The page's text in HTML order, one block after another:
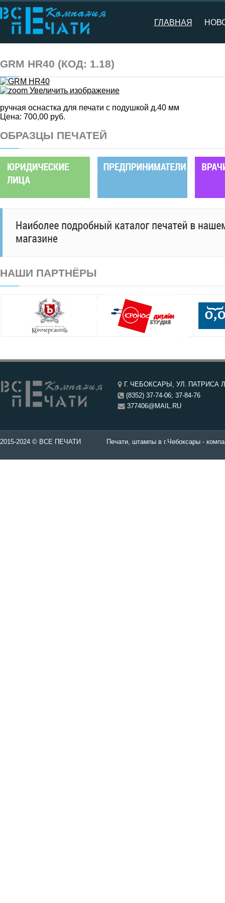
ГЛАВНАЯ
GRM HR40 (КОД: 1.18)
Увеличить изображение
ручная оснастка для печати с подушкой д.40 мм
Цена: 700,00 руб.
ОБРАЗЦЫ ПЕЧАТЕЙ
НАШИ ПАРТНЁРЫ
Г. ЧЕБОКСАРЫ, УЛ. ПАТРИСА
(8352) 37-74-06; 37-84-76
377406@MAIL.RU
в Чебоксары. Печати, штампы в г.Чебоксары -
2015-2024 © ВСЕ ПЕЧАТИ